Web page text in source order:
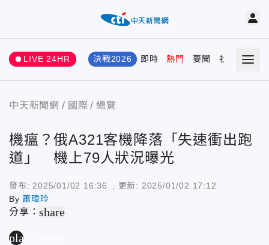
LIVE 24HR 決戰2026 即時 熱門 要聞 社會 娛樂
中天新聞網 國際 總覽
機瘟？俄A321客機降落「失速衝出跑
道」 機上79人狀況曝光
發布: 2025/01/02 16:36 , 更新: 2025/01/02 17:12
By蕭瑋玲
分享：share
play_arrow